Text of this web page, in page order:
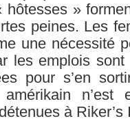
»
peines. Les
une nécessité
les emplois
pour s’en
n’est
à Riker’s